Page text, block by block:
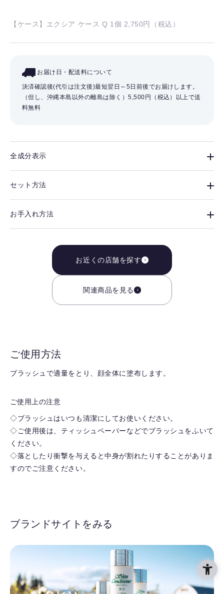
【ケース】エクシア ケース Q 1個 2,750円（税込）
お届け日・配送料について
決済確認後(代引は注文後)最短翌日～5日前後でお届けします。
（但し、沖縄本島以外の離島は除く）5,500円（税込）以上で送
料無料
全成分表示
セット方法
お手入れ方法
お近くの店舗を探す
関連商品を見る
ご使用方法
ブラッシュで適量をとり、顔全体に塗布します。
ご使用上の注意
◇ブラッシュはいつも清潔にしてお使いください。
◇ご使用後は、ティッシュペーパーなどでブラッシュをふいて
ください。
◇落としたり衝撃を与えると中身が割れたりすることがありま
すのでご注意ください。
ブランドサイトをみる